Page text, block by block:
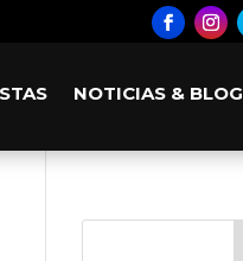
NOTICIAS & BLOG